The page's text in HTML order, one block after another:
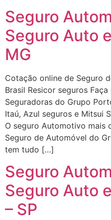
Seguro
Seguro Auto
MG
Cotação online de Seguro
Brasil Resicor seguros
Seguradoras do Grupo
Itaú, Azul seguros e Mitsui
O seguro Automotivo mais
Seguro de Automóvel do
tem tudo […]
Seguro
Seguro Auto
– SP